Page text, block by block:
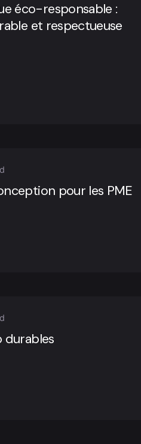
éco-responsable :
et respectueuse
pour les PME
durables